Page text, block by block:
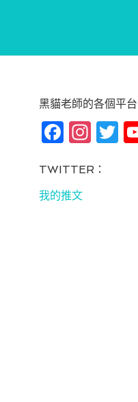
黑貓老師的各個平台
Fa
bo
ok
In
ag
T
TWITTER：
我的推文